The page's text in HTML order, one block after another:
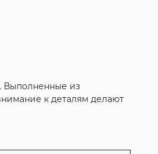
Выполненные из
к деталям делают